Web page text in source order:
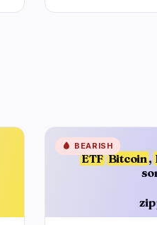
ETF Bitcoin,
🩸 BEARISH